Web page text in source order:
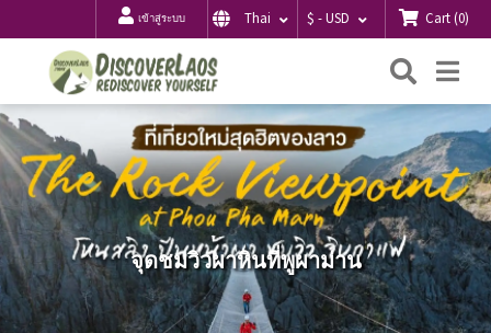
เข้าสู่ระบบ Thai $ - USD Cart(0)
ค้นหา
จุดชมวิวผาหินที่พูผาม่าน